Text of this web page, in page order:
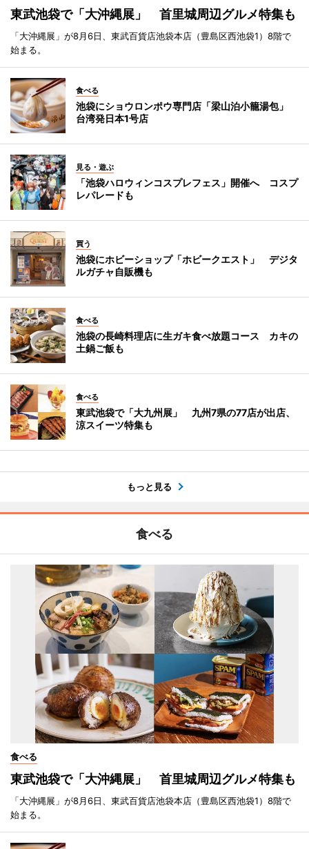
東武池袋で「大沖縄展」 首里城周辺グルメ特集も
「大沖縄展」が8月6日、東武百貨店池袋本店（豊島区西池袋1）8階で
始まる。
食べる
池袋にショウロンポウ専門店「梁山泊小籠湯包」
台湾発日本1号店
見る・遊ぶ
「池袋ハロウィンコスプレフェス」開催へ コスプ
レパレードも
買う
池袋にホビーショップ「ホビークエスト」 デジタ
ルガチャ自販機も
食べる
池袋の長崎料理店に生ガキ食べ放題コース カキの
土鍋ご飯も
食べる
東武池袋で「大九州展」 九州7県の77店が出店、
涼スイーツ特集も
もっと見る
食べる
食べる
東武池袋で「大沖縄展」 首里城周辺グルメ特集も
「大沖縄展」が8月6日、東武百貨店池袋本店（豊島区西池袋1）8階で
始まる。